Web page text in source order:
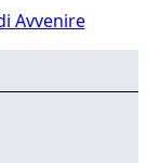
Avvenire